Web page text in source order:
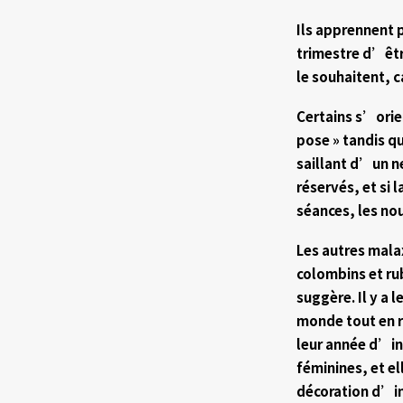
Ils apprennent
trimestre
le souhaitent,
Certains
pose » tandis
saillant d’un
réservés, et si
séances, les
Les autres
colombins et
suggère. Il y a
monde tout en
leur année
féminines, et
décoration